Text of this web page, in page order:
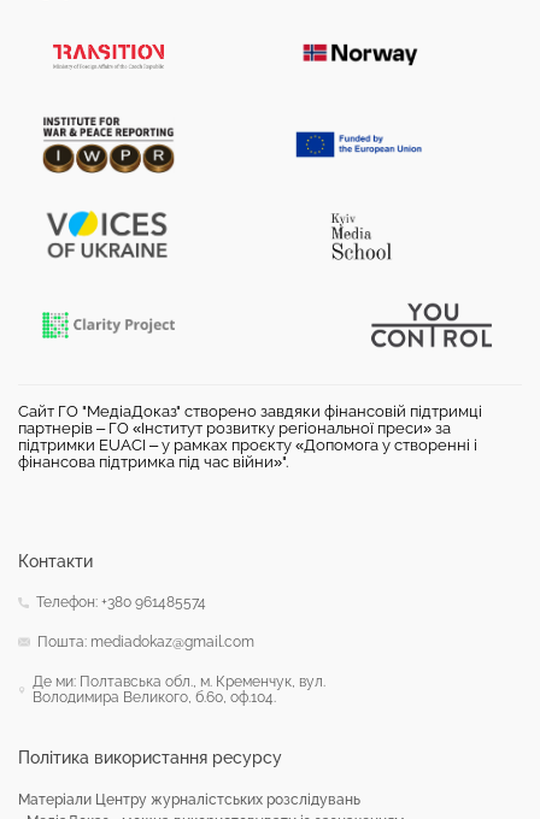
Сайт ГО "МедіаДоказ" створено завдяки фінансовій підтримці
партнерів – ГО «Інститут розвитку регіональної преси» за
підтримки EUACI – у рамках проєкту «Допомога у створенні і
фінансова підтримка під час війни»".
Політика використання ресурсу
Матеріали Центру журналістських розслідувань
Контакти
Телефон: +380 961485574
Пошта: mediadokaz@gmail.com
Де ми: Полтавська обл., м. Кременчук, вул.
Володимира Великого, б.60, оф.104.